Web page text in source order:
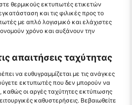
θερμικούς εκτυπωτές ετικετών
και τις φιλικές προς το
με απλό λογισμικό και ελάχιστες
χρόνο και αυξάνουν την
απαιτήσεις ταχύτητας
να ευθυγραμμίζεται με τις ανάγκες
εκτυπωτές που δεν μπορούν να
καθώς οι αργές ταχύτητες εκτύπωσης
καθυστερήσεις. Βεβαιωθείτε